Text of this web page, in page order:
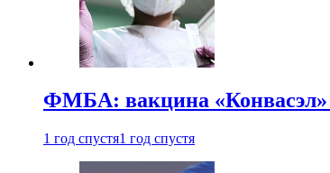
ФМБА: вакцина «Конвасэл»
1 год спустя1 год спустя